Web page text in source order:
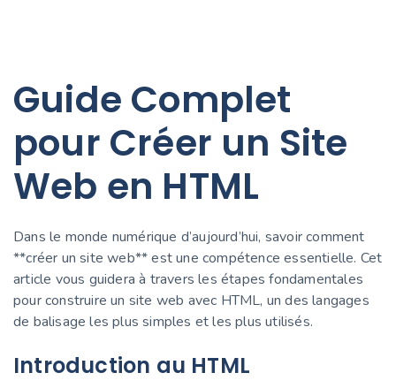
Guide Complet
pour Créer un Site
Web en HTML
Dans le monde numérique d’aujourd’hui, savoir comment
**créer un site web** est une compétence essentielle. Cet
article vous guidera à travers les étapes fondamentales
pour construire un site web avec HTML, un des langages
de balisage les plus simples et les plus utilisés.
Introduction au HTML